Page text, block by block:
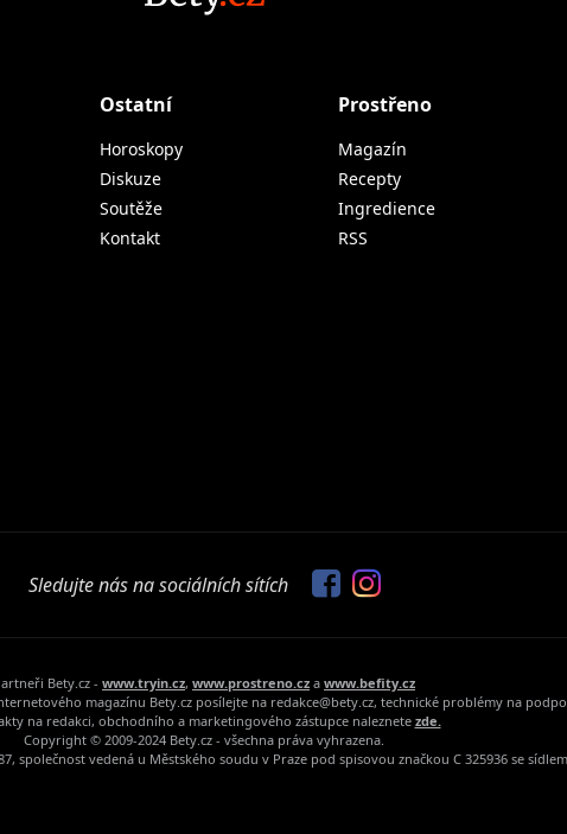
Ostatní
Horoskopy
Diskuze
Soutěže
Kontakt
Prostřeno
Magazín
Recepty
Ingredience
RSS
Sledujte nás na sociálních sítích
Bety.cz - www.tryin.cz, www.prostreno.cz a www.befity.cz
magazínu Bety.cz posílejte na redakce@bety.cz, technické problémy na
na redakci, obchodního a marketingového zástupce naleznete zde.
Copyright © 2009-2024 Bety.cz - všechna práva vyhrazena.
společnost vedená u Městského soudu v Praze pod spisovou značkou C 325936 se